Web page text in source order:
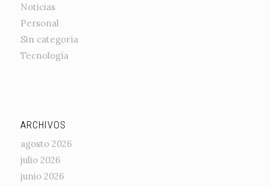
Noticias
Personal
Sin categoría
Tecnología
ARCHIVOS
agosto 2026
julio 2026
junio 2026